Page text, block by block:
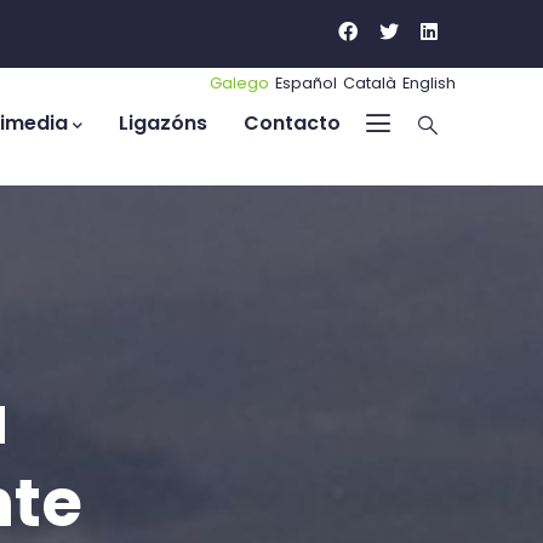
Galego Español Català English
Ligazóns Contacto